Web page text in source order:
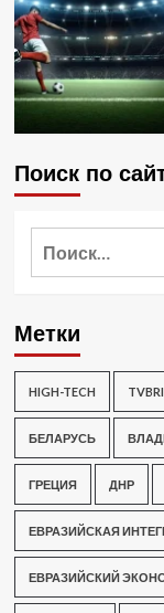
Поиск по
Метки
HIGH-TECH
БЕЛАРУСЬ
ГРЕЦИЯ ДНР
ЕВРАЗИЙСКАЯ
ЕВРАЗИЙСКИЙ